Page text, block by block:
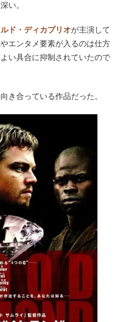
い。
ド・ディカプリオが主演して
エンタメ要素が入るのは仕方
い具合に抑制されていたので
き合っている作品だった。